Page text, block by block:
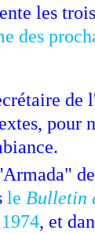
les
des
de
pour
de
le Bulletin
, et